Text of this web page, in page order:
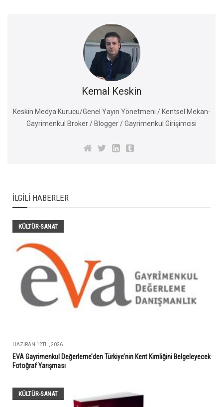
Kemal Keskin
Keskin Medya Kurucu/Genel Yayın Yönetmeni / Kentsel Mekan-
Gayrimenkul Broker / Blogger / Gayrimenkul Girişimcisi
İLGILI HABERLER
KÜLTÜR-SANAT
HAZIRAN 12TH, 2026
EVA Gayrimenkul Değerleme’den Türkiye’nin Kent Kimliğini Belgeleyecek
Fotoğraf Yarışması
KÜLTÜR-SANAT